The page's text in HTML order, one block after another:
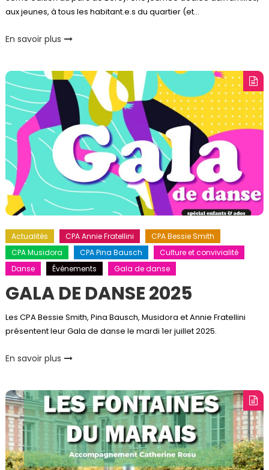
aux jeunes, à tous les habitant.e.s du quartier (et…
En savoir plus
Actualités CPA Annie Fratellini
CPA Bessie Smith
CPA Musidora
CPA Pina Bausch
Culture et convivialité
Danse
Événements Gala de danse
GALA DE DANSE 2025
Les CPA Bessie Smith, Pina Bausch, Musidora et Annie Fratellini
présentent leur Gala de danse le mardi 1er juillet 2025.
En savoir plus